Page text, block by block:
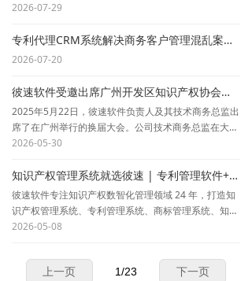
等事务性工作正不断挤压专业精进的空间。
彼速知识产权管理系统（IPSpace）专为代理机构打
造，打通「案件分配—撰写—核稿—XML转档—客户对
推荐，让案件分配科学均衡；内置五书撰写模板与智能
核稿功能，自动校验格式与权利要求逻辑，大幅减少返
工；支持XML一键转档与官方预览，有效降低申报补正
率；线上核稿流转与客户邮件系统内一键发送，告别版
本混乱与沟通零散。
24年行业深耕，服务超2000家机构，彼速助力知识产
权代理机构实现数字化转型，让专业真正回归专业。
2026-07-29
专利代理CRM系统解决商务客户管理混乱案件流程协同_彼速知识产权软件
2026-07-20
彼速软件受邀出席广州开发区知识产权协会换届大会，以数智力量赋能创新生态
2025年5月22日，彼速软件负责人及其技术商务总监出
席了在广州举行的换届大会。公司技术商务总监在大会
上担任了监票人角色，监督选举流程，以实际行动支持
2026-05-30
知识产权管理系统就选彼速 | 专利管理软件+商标管理软件+年费监控，一套系统管好所有知产业务
彼速软件专注知识产权数智化管理领域 24 年，打造知
识产权管理系统、专利管理系统、商标管理系统、知识
产权管理软件、专利管理软件、专利代理机构管理系
系统、专利代理系统全栈解决方案。核心彼速专利管理
系统与彼速专利年费管理软件深度适配专利代理机构、
2026-05-08
上一页 下一页
1/23